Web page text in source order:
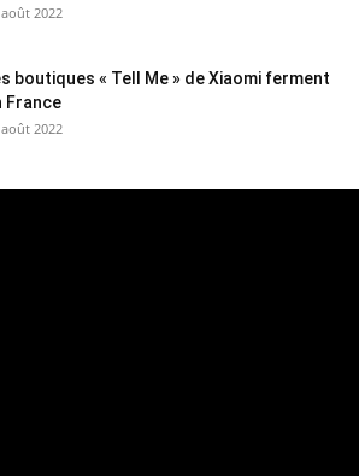
2022
boutiques « Tell Me » de Xiaomi ferment
France
2022